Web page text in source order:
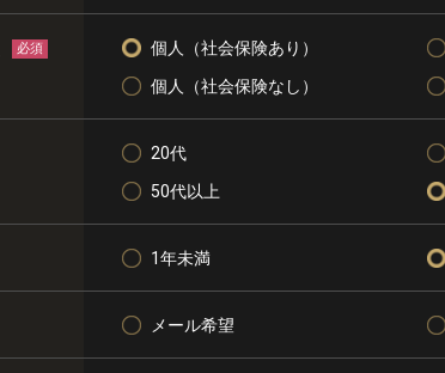
必須 個人（社会保険あり）
個人（社会保険なし）
20代
50代以上
1年未満
メール希望